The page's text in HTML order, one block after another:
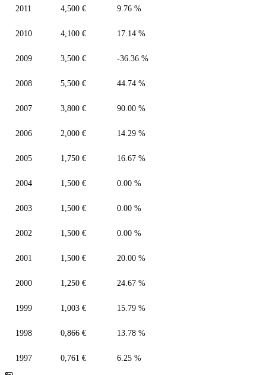
2011 4,500 € 9.76 %
2010 4,100 € 17.14 %
2009 3,500 € -36.36 %
2008 5,500 € 44.74 %
2007 3,800 € 90.00 %
2006 2,000 € 14.29 %
2005 1,750 € 16.67 %
2004 1,500 € 0.00 %
2003 1,500 € 0.00 %
2002 1,500 € 0.00 %
2001 1,500 € 20.00 %
2000 1,250 € 24.67 %
1999 1,003 € 15.79 %
1998 0,866 € 13.78 %
1997 0,761 € 6.25 %